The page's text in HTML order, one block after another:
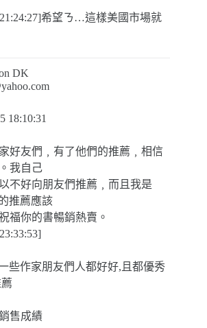
希望ㄋ…這樣美國市場就
DK
18:10:31
好友們﹐有了他們的推薦﹐相信
我自己
不好向朋友們推薦﹐而且我是
推薦應該
福你的書暢銷熱賣。
些作家朋友們人都好好,且都優秀
售成績